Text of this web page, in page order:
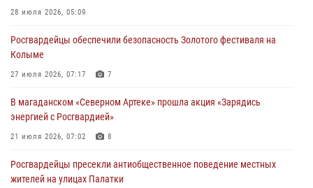
28 июля 2026, 05:09
Росгвардейцы обеспечили безопасность Золотого фестиваля на
Колыме
27 июля 2026, 07:17 7
В магаданском «Северном Артеке» прошла акция «Зарядись
энергией с Росгвардией»
21 июля 2026, 07:02 8
Росгвардейцы пресекли антиобщественное поведение местных
жителей на улицах Палатки